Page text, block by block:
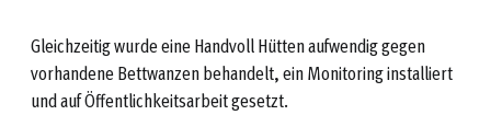
Gleichzeitig wurde eine Handvoll Hütten aufwendig gegen
vorhandene Bettwanzen behandelt, ein Monitoring installiert
und auf Öffentlichkeitsarbeit gesetzt.